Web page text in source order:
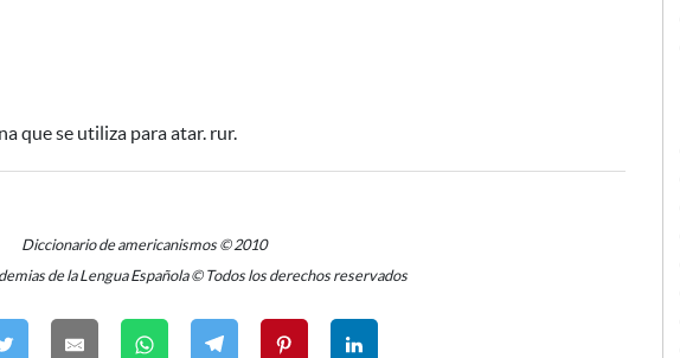
que se utiliza para atar. rur.
Diccionario de americanismos © 2010
de la Lengua Española © Todos los derechos reservados